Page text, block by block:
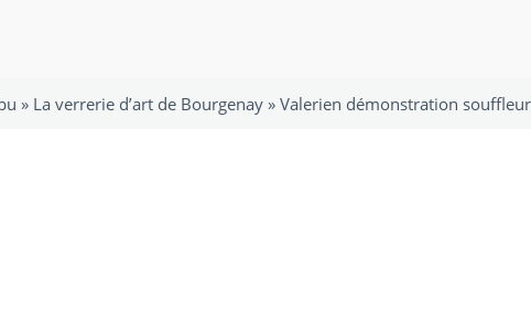
» La verrerie d’art de Bourgenay » Valerien démonstration